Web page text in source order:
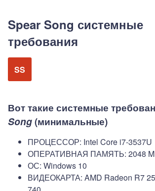
Spear Song системные
требования
SS
Вот такие системные
Song(минимальные)
ПРОЦЕССОР: Intel Core i7-3537U
ОПЕРАТИВНАЯ ПАМЯТЬ: 2048
ОС: Windows 10
ВИДЕОКАРТА: AMD Radeon R7